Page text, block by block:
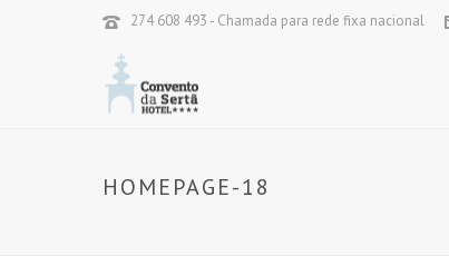
274 608 493 - Chamada para rede fixa nacional
HOMEPAGE-18